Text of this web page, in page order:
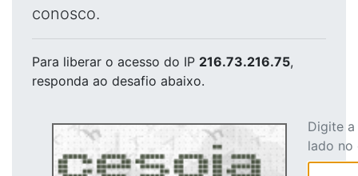
conosco.
Para liberar o acesso do IP 216.73.216.75,
responda ao desafio abaixo.
Digite
lado no